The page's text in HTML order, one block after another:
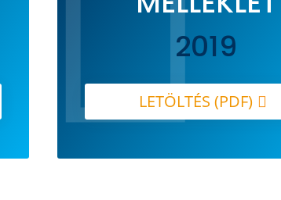
2019
LETÖLTÉS (PDF)